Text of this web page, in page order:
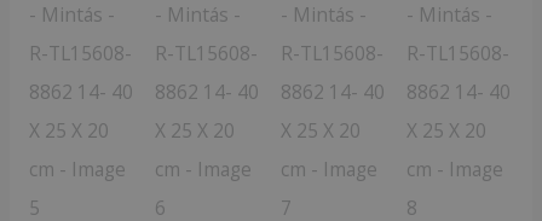
mennyiség